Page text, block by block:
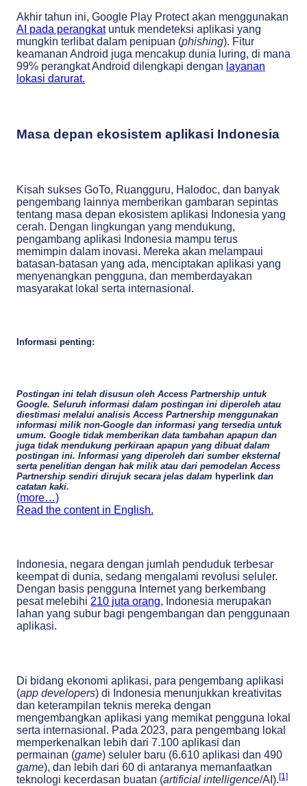
Akhir tahun ini, Google Play Protect akan menggunakan
AI pada perangkatuntuk mendeteksi aplikasi yang
mungkin terlibat dalam penipuan (phishing). Fitur
keamanan Android juga mencakup dunia luring, di mana
99% perangkat Android dilengkapi dengan layanan
lokasi darurat.
Masa depan ekosistem aplikasi Indonesia
Kisah sukses GoTo, Ruangguru, Halodoc, dan banyak
pengembang lainnya memberikan gambaran sepintas
tentang masa depan ekosistem aplikasi Indonesia yang
cerah. Dengan lingkungan yang mendukung,
pengambang aplikasi Indonesia mampu terus
memimpin dalam inovasi. Mereka akan melampaui
batasan-batasan yang ada, menciptakan aplikasi yang
menyenangkan pengguna, dan memberdayakan
masyarakat lokal serta internasional.
Informasi penting:
Postingan ini telah disusun oleh Access Partnership untuk
Google. Seluruh informasi dalam postingan ini diperoleh atau
diestimasi melalui analisis Access Partnership menggunakan
informasi milik non-Google dan informasi yang tersedia untuk
umum. Google tidak memberikan data tambahan apapun dan
juga tidak mendukung perkiraan apapun yang dibuat dalam
postingan ini. Informasi yang diperoleh dari sumber eksternal
serta penelitian dengan hak milik atau dari pemodelan Access
Partnership sendiri dirujuk secara jelas dalam hyperlink dan
catatan kaki.
(more…)
Read the content in English.
Indonesia, negara dengan jumlah penduduk terbesar
keempat di dunia, sedang mengalami revolusi seluler.
Dengan basis pengguna Internet yang berkembang
pesat melebihi 210 juta orang, Indonesia merupakan
lahan yang subur bagi pengembangan dan penggunaan
aplikasi.
Di bidang ekonomi aplikasi, para pengembang aplikasi
(app developers) di Indonesia menunjukkan kreativitas
dan keterampilan teknis mereka dengan
mengembangkan aplikasi yang memikat pengguna lokal
serta internasional. Pada 2023, para pengembang lokal
memperkenalkan lebih dari 7.100 aplikasi dan
permainan (game) seluler baru (6.610 aplikasi dan 490
game), dan lebih dari 60 di antaranya memanfaatkan
teknologi kecerdasan buatan (artificial intelligence/AI).[1]